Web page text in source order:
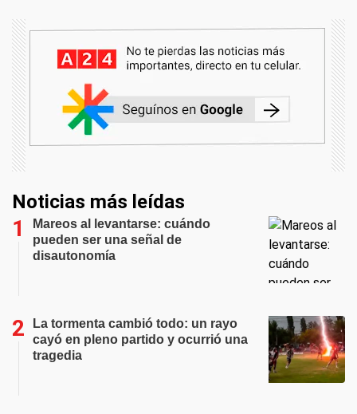
Noticias más leídas
Mareos al levantarse: cuándo
pueden ser una señal de
disautonomía
La tormenta cambió todo: un rayo
cayó en pleno partido y ocurrió una
tragedia